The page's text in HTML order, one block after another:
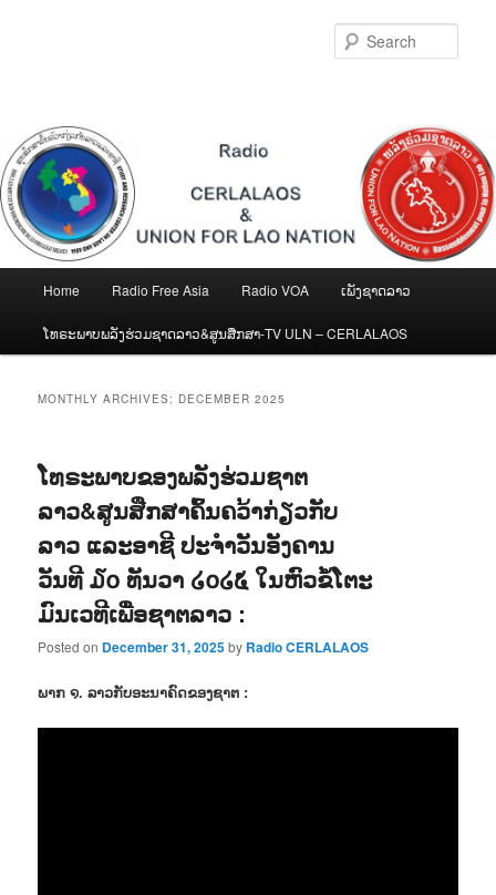
Home Radio Free Asia Radio VOA ເພັງຊາດລາວ
ໂທຣະພາບພລັງຮ່ວມຊາດລາວ&ສູນສືກສາ-TV ULN – CERLALAOS
MONTHLY ARCHIVES: DECEMBER 2025
ໂທຣະພາບຂອງພລັງຮ່ວມຊາຕ
ລາວ&ສູນສືກສາຄົ້ນຄວ້າກ່ຽວກັບ
ລາວ ແລະອາຊີ ປະຈຳວັນອັງຄານ
ວັນທີ ໓໐ ທັນວາ ໒໐໒໕ ໃນຫົວຂໍ້ໂຕະ
ມົນເວທີເພື່ອຊາຕລາວ :
Posted on December 31, 2025by Radio CERLALAOS
ພາກ ໑. ລາວກັບອະນາຄົດຂອງຊາຕ :